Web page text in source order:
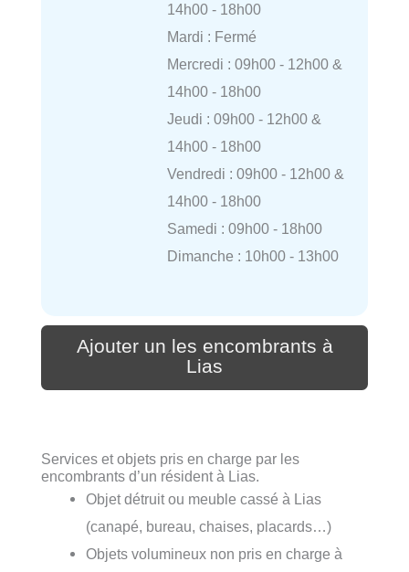
14h00 - 18h00
Mardi : Fermé
Mercredi : 09h00 - 12h00 &
14h00 - 18h00
Jeudi : 09h00 - 12h00 &
14h00 - 18h00
Vendredi : 09h00 - 12h00 &
14h00 - 18h00
Samedi : 09h00 - 18h00
Dimanche : 10h00 - 13h00
Ajouter un les encombrants à
Lias
Services et objets pris en charge par les
encombrants d’un résident à Lias.
Objet détruit ou meuble cassé à Lias
(canapé, bureau, chaises, placards…)
Objets volumineux non pris en charge à